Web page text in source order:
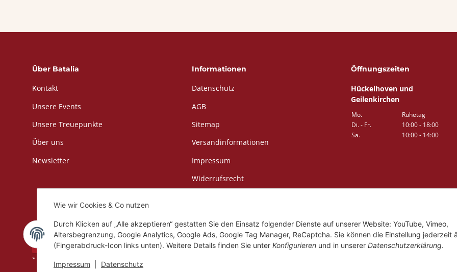
Wie wir Cookies & Co nutzen
Durch Klicken auf „Alle akzeptieren“ gestatten Sie den Einsatz folgender Dienste auf unserer Website: YouTube, Vimeo,
Altersbegrenzung, Google Analytics, Google Ads, Google Tag Manager, ReCaptcha. Sie können die Einstellung jederzeit
(Fingerabdruck-Icon links unten). Weitere Details finden Sie unter Konfigurieren und in unserer Datenschutzerklärung.
Impressum Datenschutz
Über Batalia
Kontakt
Unsere Events
Unsere Treuepunkte
Über uns
Newsletter
Informationen
Datenschutz
AGB
Sitemap
Versandinformationen
Impressum
Widerrufsrecht
Öffnungszeiten
Hückelhoven und
Geilenkirchen
Mo.
Ruhetag
Di. - Fr.
10:00 - 18:00
Sa.
10:00 - 14:00
Vertrag widerrufen
* Alle Preise inkl. gesetzlicher USt., zzgl.